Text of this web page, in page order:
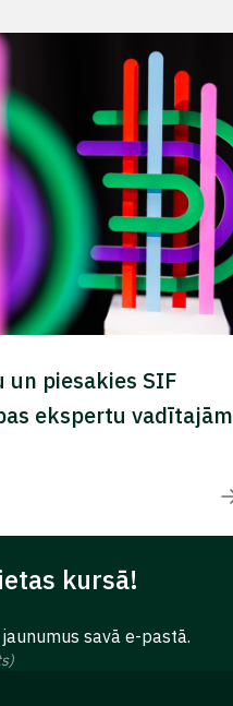
piesakies SIF
ekspertu vadītajām
kursā!
savā e-pastā.